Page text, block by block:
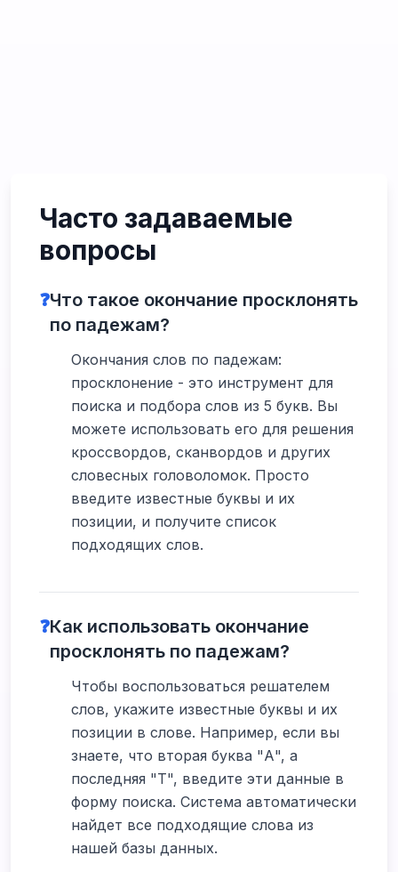
Часто задаваемые
вопросы
❓Что такое окончание просклонять
по падежам?
Окончания слов по падежам:
просклонение - это инструмент для
поиска и подбора слов из 5 букв. Вы
можете использовать его для решения
кроссвордов, сканвордов и других
словесных головоломок. Просто
введите известные буквы и их
позиции, и получите список
подходящих слов.
❓Как использовать окончание
просклонять по падежам?
Чтобы воспользоваться решателем
слов, укажите известные буквы и их
позиции в слове. Например, если вы
знаете, что вторая буква "А", а
последняя "Т", введите эти данные в
форму поиска. Система автоматически
найдет все подходящие слова из
нашей базы данных.